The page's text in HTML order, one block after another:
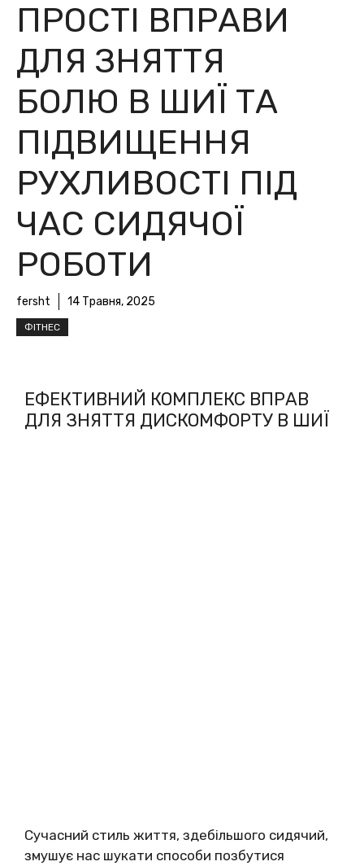
ПРОСТІ ВПРАВИ
ДЛЯ ЗНЯТТЯ
БОЛЮ В ШИЇ ТА
ПІДВИЩЕННЯ
РУХЛИВОСТІ ПІД
ЧАС СИДЯЧОЇ
РОБОТИ
fersht 14 Травня, 2025
ФІТНЕС
ЕФЕКТИВНИЙ КОМПЛЕКС ВПРАВ
ДЛЯ ЗНЯТТЯ ДИСКОМФОРТУ В ШИЇ
Сучасний стиль життя, здебільшого сидячий,
змушує нас шукати способи позбутися